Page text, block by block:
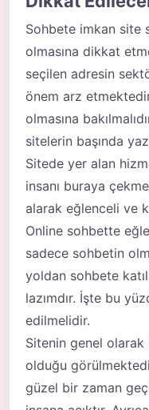
Sohbete imkan site
olmasına dikkat
seçilen adresin
önem arz
olmasına
sitelerin başında
Sitede yer alan
insanı buraya
alarak eğlenceli ve
Online sohbette
sadece sohbetin
yoldan sohbete
lazımdır. İşte bu
edilmelidir.
Sitenin genel
olduğu
güzel bir zaman